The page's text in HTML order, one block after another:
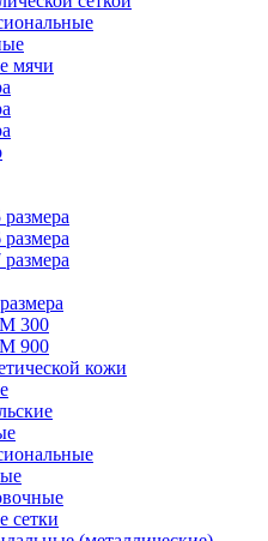
мячи
300
900
кожи
сетки